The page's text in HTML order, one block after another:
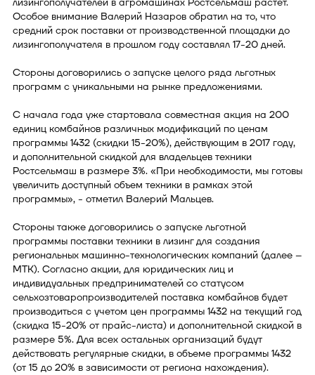
Особое внимание Валерий Назаров обратил на то, что
средний срок поставки от производственной площадки до
лизингополучателя в прошлом году составлял 17-20 дней.
Стороны договорились о запуске целого ряда льготных
программ с уникальными на рынке предложениями.
С начала года уже стартовала совместная акция на 200
единиц комбайнов различных модификаций по ценам
программы 1432 (скидки 15-20%), действующим в 2017 году,
и дополнительной скидкой для владельцев техники
Ростсельмаш в размере 3%. «При необходимости, мы готовы
увеличить доступный объем техники в рамках этой
программы», - отметил Валерий Мальцев.
Стороны также договорились о запуске льготной
программы поставки техники в лизинг для создания
региональных машинно-технологических компаний (далее –
МТК). Согласно акции, для юридических лиц и
индивидуальных предпринимателей со статусом
сельхозтоваропроизводителей поставка комбайнов будет
производиться с учетом цен программы 1432 на текущий год
(скидка 15-20% от прайс-листа) и дополнительной скидкой в
размере 5%. Для всех остальных организаций будут
действовать регулярные скидки, в объеме программы 1432
(от 15 до 20% в зависимости от региона нахождения).